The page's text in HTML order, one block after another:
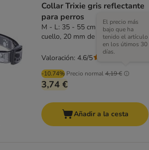
Collar Trixie gris reflectante
para perros
M - L: 35 - 55 cm perímetro del
cuello, 20 mm de ancho
-10.74% Precio normal4,19 €
El precio más
bajo que ha
tenido el artículo
en los útimos 30
días.
3,74 €
Valoración: 4.6/5
Añadir a la cesta